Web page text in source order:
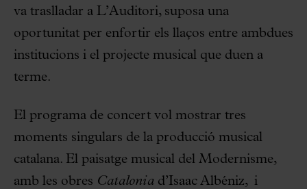
va traslladar a L’Auditori, suposa una
oportunitat per enfortir els llaços entre ambdues
institucions i el projecte musical que duen a
terme.
El programa de concert vol mostrar tres
moments singulars de la producció musical
catalana. El paisatge musical del Modernisme,
amb les obres Cataloniad’Isaac Albéniz, i